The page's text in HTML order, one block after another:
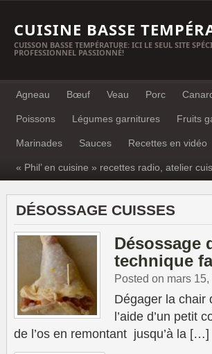
CUISINE BASSE
CUISSON BASSE TEMPÉRATURE: ICI LE SEUL SITE
PROFESSIONNEL PASSIONNÉ!
Agneau Bœuf Veau Porc
Poissons Légumes garnitures Fruits
Marinades Sauces Recettes en vidéo
« Phil’ en cuisine » recettes radio, atelier
DÉSOSSAGE CUISSES
Désossage
technique
Posted on mars 15,
Dégager la chair
l’aide d’un
de l’os en remontant jusqu’à la […]